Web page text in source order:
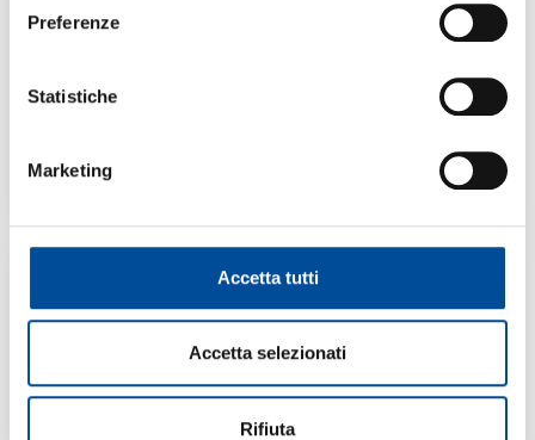
Preferenze
Statistiche
Marketing
Accetta tutti
Accetta selezionati
Rifiuta
NICHELINO
90 ORE DI CUI 0 DI STAGE
SCOPRI DI PIÙ